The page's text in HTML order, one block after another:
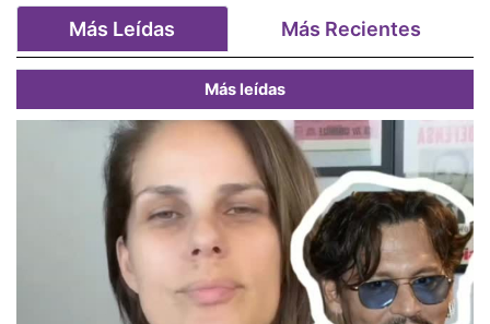
Más Leídas Más Recientes
Más leídas